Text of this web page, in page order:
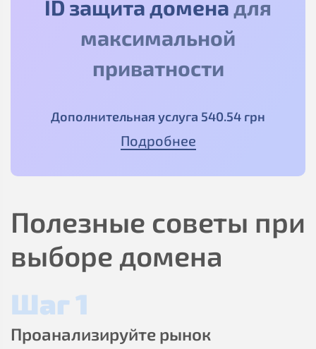
ID защита доменадля
максимальной
приватности
Дополнительная услуга 540.54 грн
Подробнее
Полезные советы при
выборе домена
Шаг 1
Проанализируйте рынок